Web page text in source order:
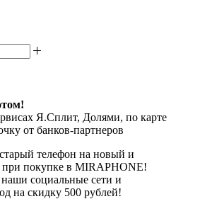
Я.Сплит, Долями, по карте
от банков-партнеров
телефон на новый и
при покупке в MIRAPHONE!
социальные сети и
на скидку 500 рублей!